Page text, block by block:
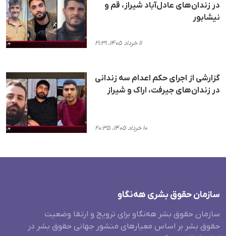
در زندان‌های عادل‌‌آباد شیراز، قم و
نیشابور
۱۱ خرداد ۱۴۰۵، ۲۱:۳۱
گزارشی از اجرای حکم اعدام سه زندانی
در زندان‌های جیرفت، اراک و شیراز
۱۰ خرداد ۱۴۰۵، ۲۰:۳۵
سازمان حقوق بشری هەنگاو
سازمان حقوق بشر هه‌نگاو برای ترویج و ارتقا وضعیت
حقوق بشر بر اساس معیارهای منشور جهانی حقوق بشر در